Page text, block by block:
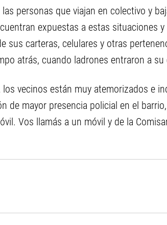
las personas que viajan en colectivo y
expuestas a estas situaciones
sus carteras, celulares y otras
atrás, cuando ladrones entraron a
vecinos están muy atemorizados e
de mayor presencia policial en el
Vos llamás a un móvil y de la